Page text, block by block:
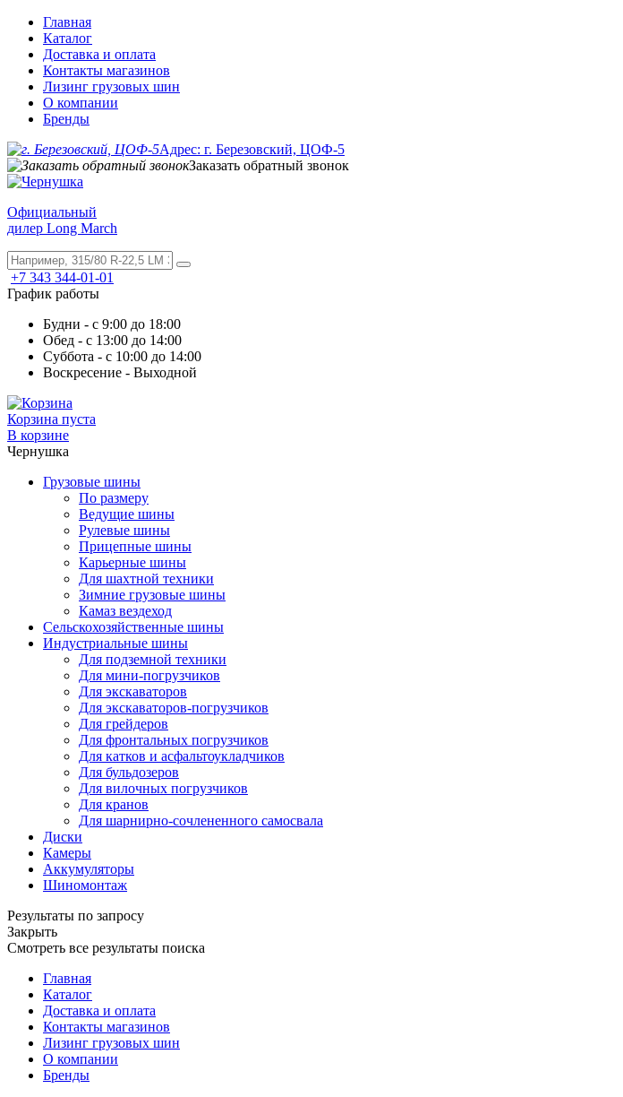
Главная
Каталог
Доставка и оплата
Контакты магазинов
Лизинг грузовых шин
О компании
Бренды
Адрес: г. Березовский, ЦОФ-5
Заказать обратный звонок
Официальный
дилер Long March
+7 343 344-01-01
График работы
Будни - с 9:00 до 18:00
Обед - с 13:00 до 14:00
Суббота - с 10:00 до 14:00
Воскресение - Выходной
Корзина пуста
В корзине
Чернушка
Грузовые шины
По размеру
Ведущие шины
Рулевые шины
Прицепные шины
Карьерные шины
Для шахтной техники
Зимние грузовые шины
Камаз вездеход
Сельскохозяйственные шины
Индустриальные шины
Для подземной техники
Для мини-погрузчиков
Для экскаваторов
Для экскаваторов-погрузчиков
Для грейдеров
Для фронтальных погрузчиков
Для катков и асфальтоукладчиков
Для бульдозеров
Для вилочных погрузчиков
Для кранов
Для шарнирно-сочлененного самосвала
Диски
Камеры
Аккумуляторы
Шиномонтаж
Результаты по запросу
Закрыть
Смотреть все результаты поиска
Главная
Каталог
Доставка и оплата
Контакты магазинов
Лизинг грузовых шин
О компании
Бренды